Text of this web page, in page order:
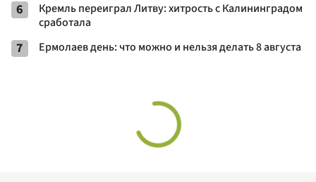
6
Кремль переиграл Литву: хитрость с Калининградом
сработала
7 Ермолаев день: что можно и нельзя делать 8 августа